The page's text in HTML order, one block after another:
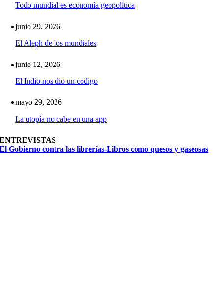
Todo mundial es economía geopolítica
junio 29, 2026
El Aleph de los mundiales
junio 12, 2026
El Indio nos dio un código
mayo 29, 2026
La utopía no cabe en una app
ENTREVISTAS
El Gobierno contra las librerías-Libros como quesos y gaseosas